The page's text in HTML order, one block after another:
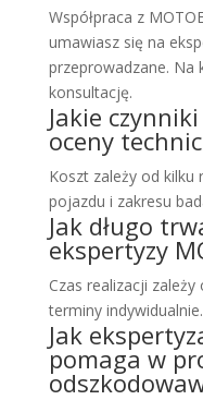
Współpraca z
umawiasz się na
przeprowadzane.
konsultację.
Jakie
oceny
Koszt zależy od kilku
pojazdu i zakresu
Jak długo
ekspertyzy
Czas realizacji zależy
terminy indywidualnie.
Jak
pomaga w